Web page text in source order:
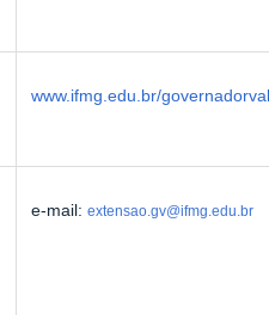
www.ifmg.edu.br/
e-mail:extensao.gv@ifmg.edu.br